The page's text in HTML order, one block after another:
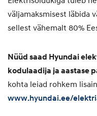
väljamaksmisest läbida
sellest vähemalt 80%
Nüüd saad Hyundai
kodulaadija ja aastase
kohta leiad rohkem
www.hyundai.ee/